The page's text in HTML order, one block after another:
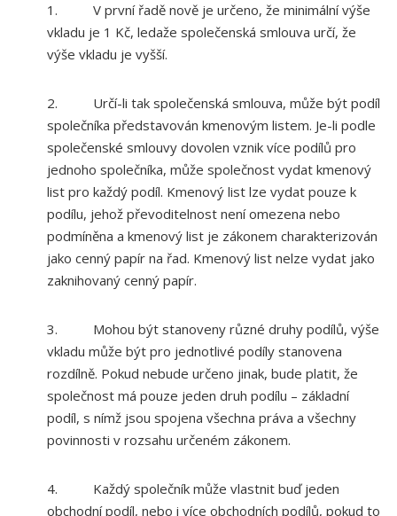
1. V první řadě nově je určeno, že minimální výše
vkladu je 1 Kč, ledaže společenská smlouva určí, že
výše vkladu je vyšší.
2. Určí-li tak společenská smlouva, může být podíl
společníka představován kmenovým listem. Je-li podle
společenské smlouvy dovolen vznik více podílů pro
jednoho společníka, může společnost vydat kmenový
list pro každý podíl. Kmenový list lze vydat pouze k
podílu, jehož převoditelnost není omezena nebo
podmíněna a kmenový list je zákonem charakterizován
jako cenný papír na řad. Kmenový list nelze vydat jako
zaknihovaný cenný papír.
3. Mohou být stanoveny různé druhy podílů, výše
vkladu může být pro jednotlivé podíly stanovena
rozdílně. Pokud nebude určeno jinak, bude platit, že
společnost má pouze jeden druh podílu – základní
podíl, s nímž jsou spojena všechna práva a všechny
povinnosti v rozsahu určeném zákonem.
4. Každý společník může vlastnit buď jeden
obchodní podíl, nebo i více obchodních podílů, pokud to